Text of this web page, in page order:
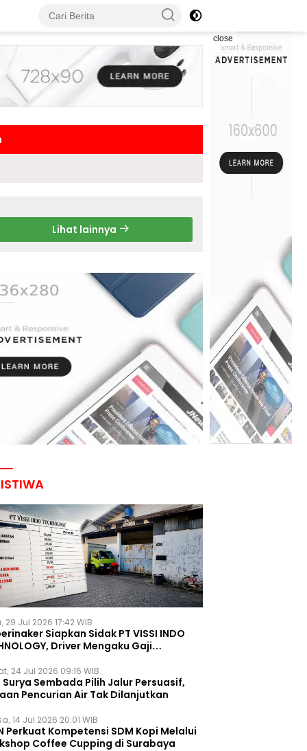
close
Lihat lainnya
29 Jul 2026 17:42 WIB
Siapkan Sidak PT VISSI INDO
Driver Mengaku Gaji
24 Jul 2026 09:16 WIB
Surya Sembada Pilih Jalur Persuasif,
Pencurian Air Tak Dilanjutkan
14 Jul 2026 20:01 WIB
Perkuat Kompetensi SDM Kopi Melalui
Coffee Cupping di Surabaya